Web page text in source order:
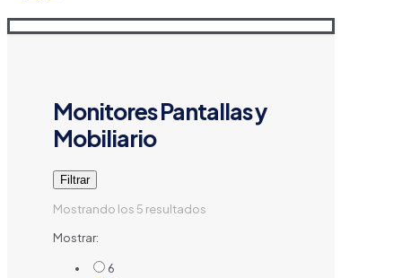
Monitores Pantallas y
Mobiliario
Filtrar
Mostrando los 5 resultados
Mostrar:
6